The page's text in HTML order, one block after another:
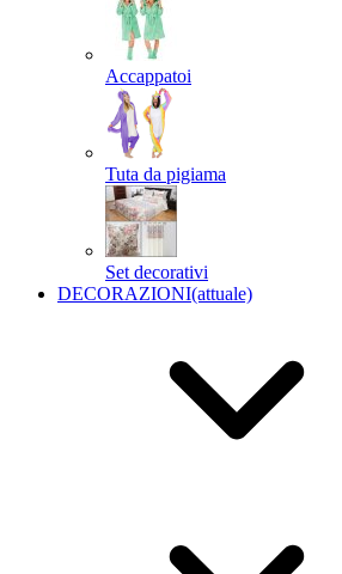
Accappatoi
Tuta da pigiama
Set decorativi
DECORAZIONI(attuale)